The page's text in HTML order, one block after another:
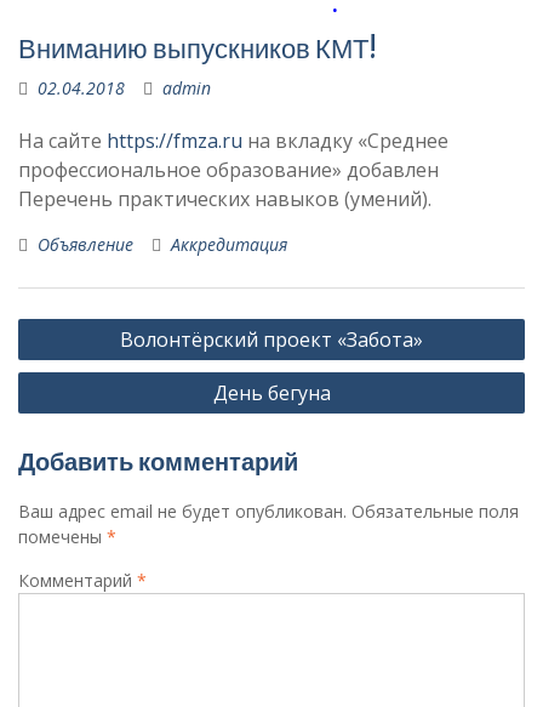
Вниманию выпускников КМТ!
02.04.2018 admin
На сайте https://fmza.ru на вкладку «Среднее
профессиональное образование» добавлен
Перечень практических навыков (умений).
Объявление Аккредитация
Навигация
по
Волонтёрский проект «Забота»
День бегуна
Добавить комментарий
Ваш адрес email не будет опубликован. Обязательные поля
помечены *
Комментарий *